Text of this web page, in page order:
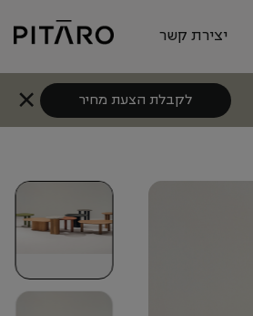
יצירת קשר
לקבלת הצעת מחיר
+